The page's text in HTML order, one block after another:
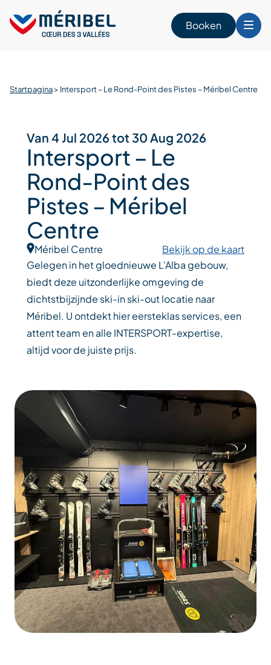
content
Booken
Startpagina> Intersport – Le Rond-Point des Pistes – Méribel Centre
Van 4 Jul 2026 tot 30 Aug 2026
Intersport – Le
Rond-Point des
Pistes – Méribel
Centre
Méribel Centre
Bekijk op de kaart
Gelegen in het gloednieuwe L'Alba gebouw,
biedt deze uitzonderlijke omgeving de
dichtstbijzijnde ski-in ski-out locatie naar
Méribel. U ontdekt hier eersteklas services, een
attent team en alle INTERSPORT-expertise,
altijd voor de juiste prijs.